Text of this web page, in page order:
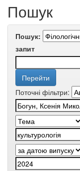
Пошук
Пошук:
запит
Поточні фільтри: